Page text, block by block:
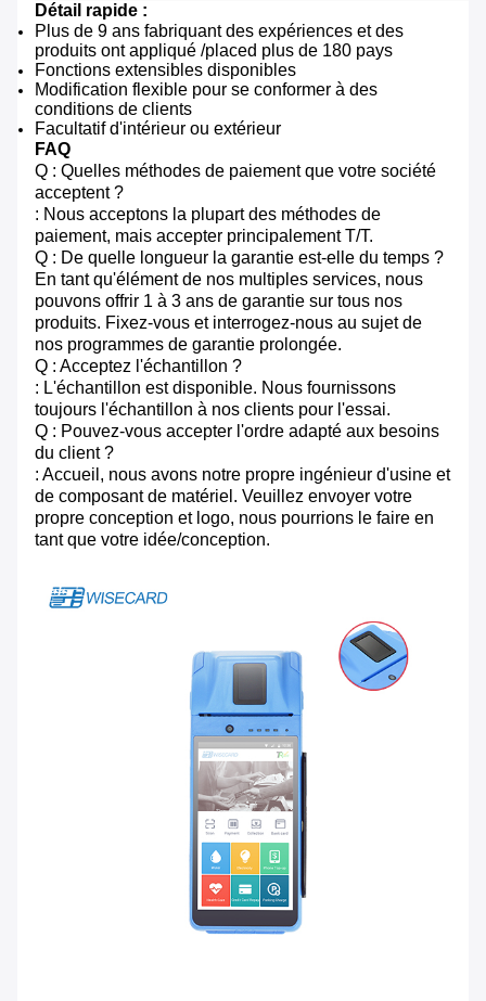
Détail rapide :
Plus de 9 ans fabriquant des expériences et des
produits ont appliqué /placed plus de 180 pays
Fonctions extensibles disponibles
Modification flexible pour se conformer à des
conditions de clients
Facultatif d'intérieur ou extérieur
FAQ
Q : Quelles méthodes de paiement que votre société
acceptent ?
: Nous acceptons la plupart des méthodes de
paiement, mais accepter principalement T/T.
Q : De quelle longueur la garantie est-elle du temps ?
En tant qu'élément de nos multiples services, nous
pouvons offrir 1 à 3 ans de garantie sur tous nos
produits. Fixez-vous et interrogez-nous au sujet de
nos programmes de garantie prolongée.
Q : Acceptez l'échantillon ?
: L'échantillon est disponible. Nous fournissons
toujours l'échantillon à nos clients pour l'essai.
Q : Pouvez-vous accepter l'ordre adapté aux besoins
du client ?
: Accueil, nous avons notre propre ingénieur d'usine et
de composant de matériel. Veuillez envoyer votre
propre conception et logo, nous pourrions le faire en
tant que votre idée/conception.